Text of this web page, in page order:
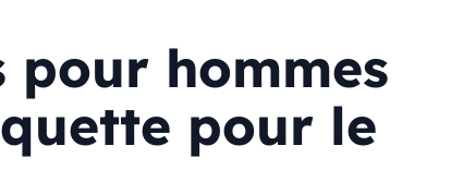
hommes
pour le